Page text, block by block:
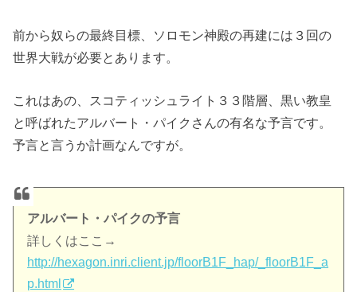
前から奴らの最終目標、ソロモン神殿の再建には３回の
世界大戦が必要とあります。
これはあの、スコティッシュライト３３階層、黒い教皇
と呼ばれたアルバート・パイクさんの有名な予言です。
予言と言うか計画なんですが。
アルバート・パイクの予言
詳しくはここ→
http://hexagon.inri.client.jp/floorB1F_hap/_floorB1F_a
p.html